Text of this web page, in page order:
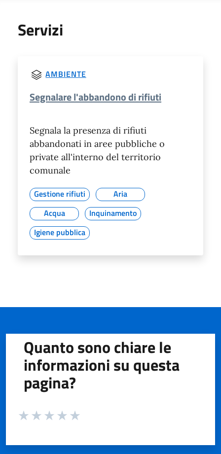
Servizi
AMBIENTE
Segnalare l'abbandono di rifiuti
Segnala la presenza di rifiuti
abbandonati in aree pubbliche o
private all'interno del territorio
comunale
Gestione rifiuti
Aria
Acqua
Inquinamento
Igiene pubblica
Quanto sono chiare le
informazioni su questa
pagina?
Valuta da 1 a 5 stelle la pagina